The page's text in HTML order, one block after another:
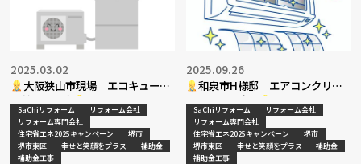
大阪狭山市現場 エコキュート
入替工事決定
2025.03.02
SaChiリフォーム
リフォーム会社
リフォーム専門会社
住宅省エネ2025キャンペーン
堺市
堺市東区
幸せと笑顔をプラス
補助金
補助金工事
和泉市H様邸 エアコンクリー
ニング工事完了
2025.09.26
SaChiリフォーム
リフォーム会社
リフォーム専門会社
住宅省エネ2025キャンペーン
堺市
堺市東区
幸せと笑顔をプラス
補助金
補助金工事